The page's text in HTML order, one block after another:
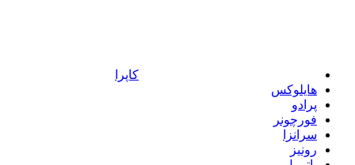
کاپرا
هایلوکس
پرادو
فورچونر
سرانزا
رونیز